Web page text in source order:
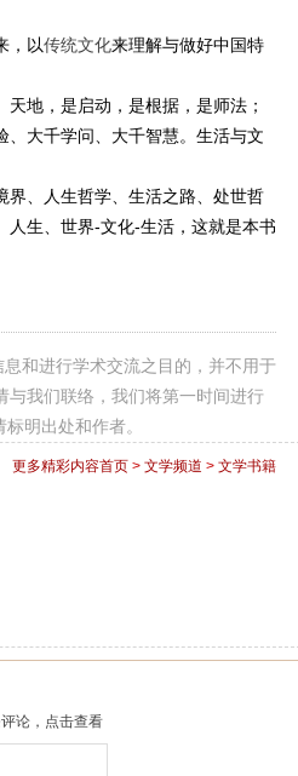
，以传统文化来理解与做好中国特
地，是启动，是根据，是师法；
大千学问、大千智慧。生活与文
界、人生哲学、生活之路、处世哲
生、世界-文化-生活，这就是本书
和进行学术交流之目的，并不用于
与我们联络，我们将第一时间进行
明出处和作者。
更多精彩内容首页 > 文学频道 > 文学书籍
论，点击查看